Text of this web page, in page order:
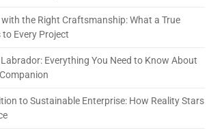
the Right Craftsmanship: What a True
Every Project
Everything You Need to Know About
to Sustainable Enterprise: How Reality Stars